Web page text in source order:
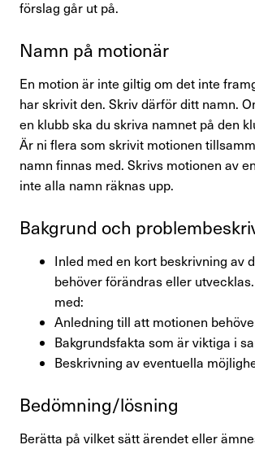
förslag går ut på.
Namn på motionär
En motion är inte giltig om det inte
har skrivit den. Skriv därför ditt namn.
en klubb ska du skriva namnet på den
Är ni flera som skrivit motionen
namn finnas med. Skrivs motionen av
inte alla namn räknas upp.
Bakgrund och
Inled med en kort beskrivning av
behöver förändras eller
med:
Anledning till att motionen
Bakgrundsfakta som är viktiga i
Beskrivning av eventuella
Bedöm­ning/​lösning
Berätta på vilket sätt ärendet eller